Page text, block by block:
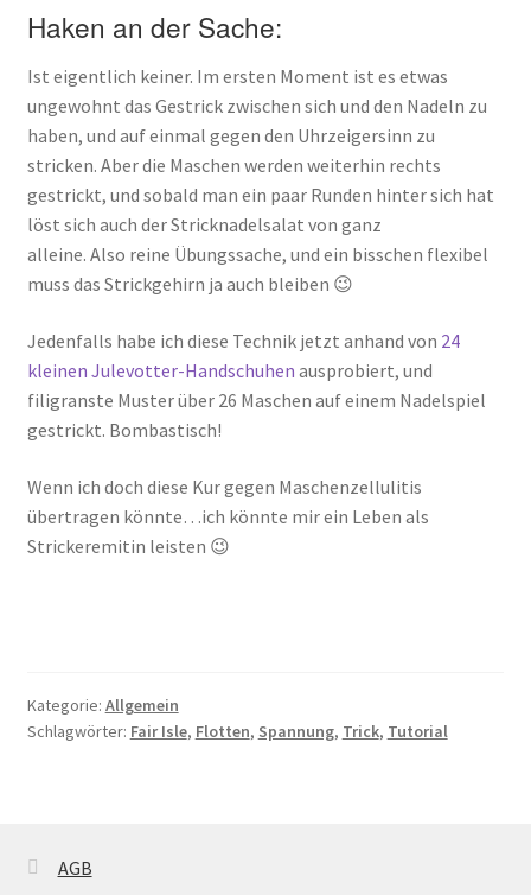
Haken an der Sache:
Ist eigentlich keiner. Im ersten Moment ist es etwas
ungewohnt das Gestrick zwischen sich und den Nadeln zu
haben, und auf einmal gegen den Uhrzeigersinn zu
stricken. Aber die Maschen werden weiterhin rechts
gestrickt, und sobald man ein paar Runden hinter sich hat
löst sich auch der Stricknadelsalat von ganz
alleine. Also reine Übungssache, und ein bisschen flexibel
muss das Strickgehirn ja auch bleiben 😉
Jedenfalls habe ich diese Technik jetzt anhand von 24
kleinen Julevotter-Handschuhen ausprobiert, und
filigranste Muster über 26 Maschen auf einem Nadelspiel
gestrickt. Bombastisch!
Wenn ich doch diese Kur gegen Maschenzellulitis
übertragen könnte…ich könnte mir ein Leben als
Strickeremitin leisten 😉
Kategorie: Allgemein
Schlagwörter: Fair Isle, Flotten, Spannung, Trick, Tutorial
AGB